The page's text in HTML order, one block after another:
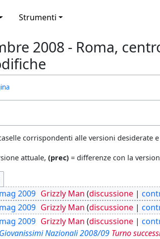
Strumenti
2008 - Roma,
corrispondenti alle versioni desiderate
attuale, (prec) = differenze con la
2009 Grizzly Man discussione
2009 Grizzly Man discussione
2009 Grizzly Man discussione
Nazionali 2008/09 Turno